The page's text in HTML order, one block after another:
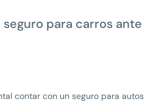
para carros ante
contar con un seguro para autos